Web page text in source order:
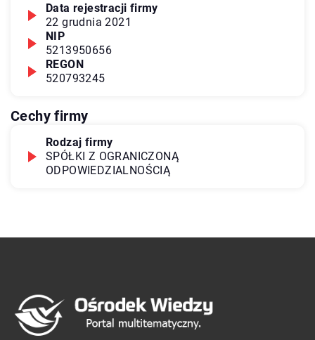
Data rejestracji firmy
22 grudnia 2021
NIP
5213950656
REGON
520793245
Cechy firmy
Rodzaj firmy
SPÓŁKI Z OGRANICZONĄ
ODPOWIEDZIALNOŚCIĄ